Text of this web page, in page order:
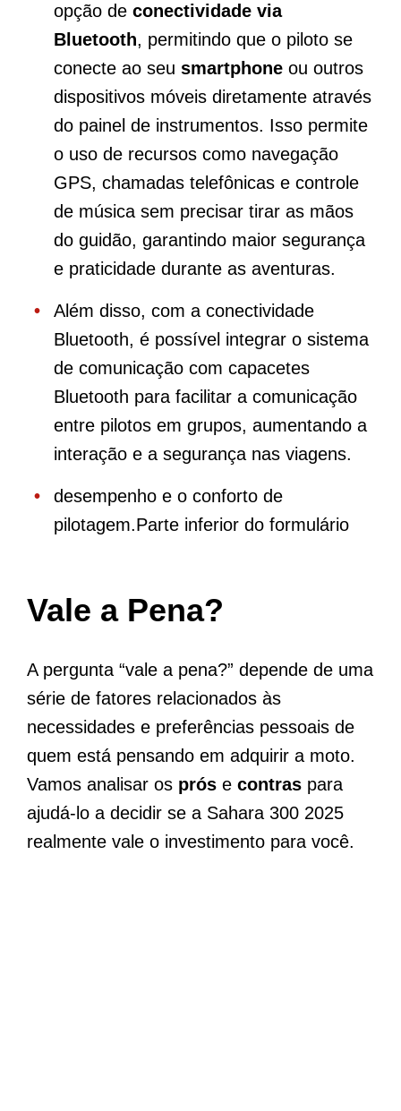
opção de conectividade via
Bluetooth, permitindo que o piloto se
conecte ao seu smartphone ou outros
dispositivos móveis diretamente através
do painel de instrumentos. Isso permite
o uso de recursos como navegação
GPS, chamadas telefônicas e controle
de música sem precisar tirar as mãos
do guidão, garantindo maior segurança
e praticidade durante as aventuras.
Além disso, com a conectividade
Bluetooth, é possível integrar o sistema
de comunicação com capacetes
Bluetooth para facilitar a comunicação
entre pilotos em grupos, aumentando a
interação e a segurança nas viagens.
desempenho e o conforto de
pilotagem.Parte inferior do formulário
Vale a Pena?
A pergunta “vale a pena?” depende de uma
série de fatores relacionados às
necessidades e preferências pessoais de
quem está pensando em adquirir a moto.
Vamos analisar os prós e contras para
ajudá-lo a decidir se a Sahara 300 2025
realmente vale o investimento para você.